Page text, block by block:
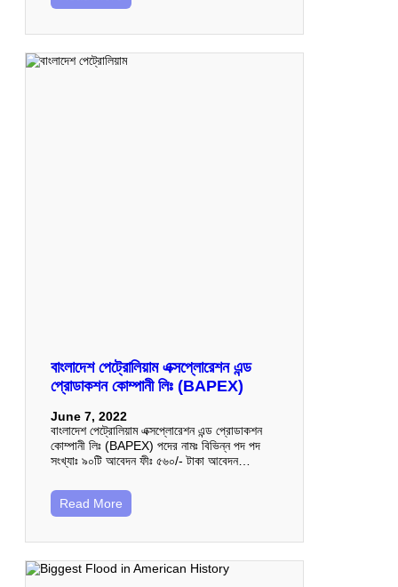
বাংলাদেশ পেট্রোলিয়াম এক্সপ্লোরেশন এন্ড
প্রোডাকশন কোম্পানী লিঃ (BAPEX)
June 7, 2022
বাংলাদেশ পেট্রোলিয়াম এক্সপ্লোরেশন এন্ড প্রোডাকশন
কোম্পানী লিঃ (BAPEX) পদের নামঃ বিভিন্ন পদ পদ
সংখ্যাঃ ৯০টি আবেদন ফীঃ ৫৬০/- টাকা আবেদন…
Read More